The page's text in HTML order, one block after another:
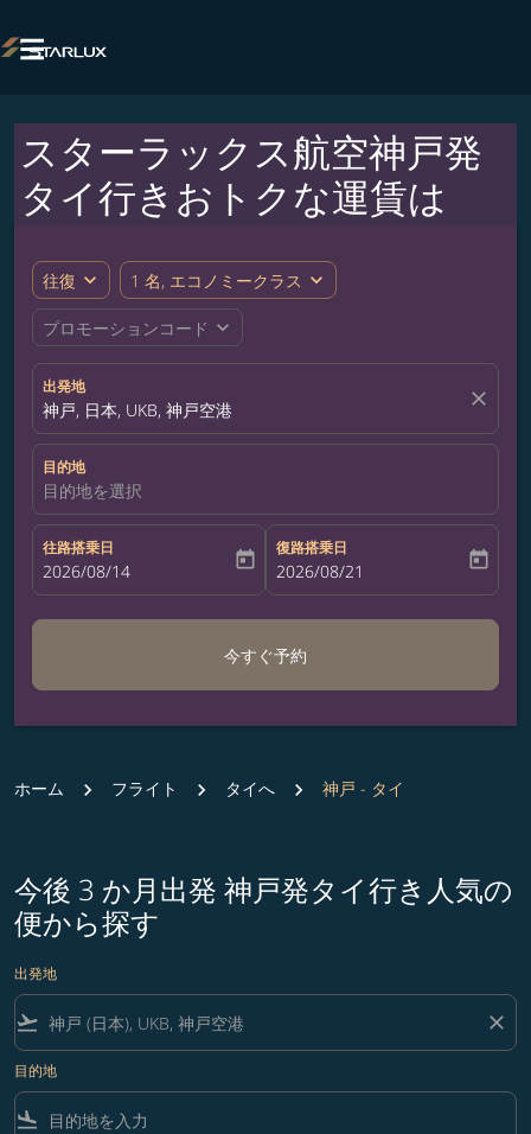

スターラックス航空神戸発
タイ行きおトクな運賃は
往復 expand_more 1 名, エコノミークラス expand_more
プロモーションコード expand_more
出発地
神戸, 日本, UKB, 神戸空港 close
目的地
目的地を選択
往路搭乗日
fc-booking-departure-date-aria-label
2026/08/14 today
復路搭乗日
fc-booking-return-date-aria-label
2026/08/21 today
今すぐ予約
ホーム フライト タイへ 神戸 - タイ
今後 3 か月出発 神戸発タイ行き人気の
便から探す
出発地
flight_takeoff close
目的地
flight_land